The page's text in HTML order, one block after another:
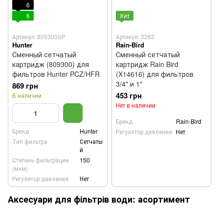
6
6
Артикул: 809300SP
Hunter
Сменный сетчатый
картридж (809300) для
фильтров Hunter PCZ/HFR
869 грн
В наличии
Бренд
Hunter
Тип фильтра
Сетчаты
й
Степень фильтрации
(мкм)
150
Регулятор давления Нет
Хит
Артикул: 3263
Rain-Bird
Сменный сетчатый
картридж Rain Bird
(X14616) для фильтров
3/4" и 1"
453 грн
Нет в наличии
Бренд
Rain-Bird
Регулятор давления Нет
Аксесуари для фільтрів води: асортимент